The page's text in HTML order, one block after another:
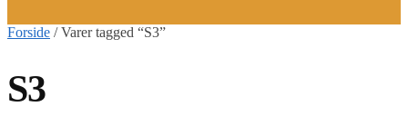
Forside /Varer tagged “S3”
S3